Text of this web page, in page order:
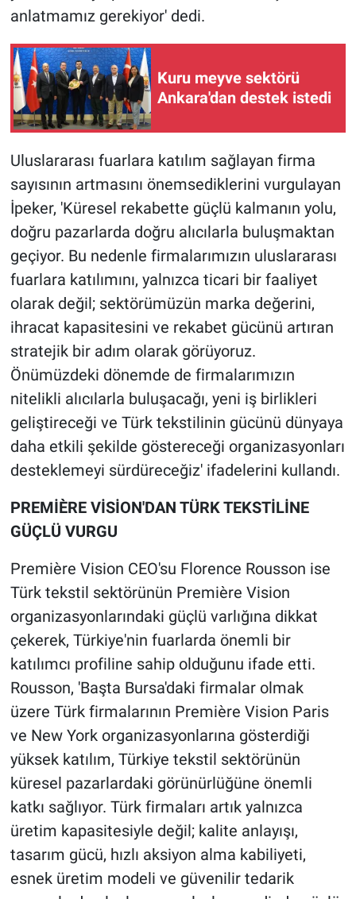
anlatmamız gerekiyor' dedi.
Kuru meyve sektörü
Ankara'dan destek istedi
Uluslararası fuarlara katılım sağlayan firma
sayısının artmasını önemsediklerini vurgulayan
İpeker, 'Küresel rekabette güçlü kalmanın yolu,
doğru pazarlarda doğru alıcılarla buluşmaktan
geçiyor. Bu nedenle firmalarımızın uluslararası
fuarlara katılımını, yalnızca ticari bir faaliyet
olarak değil; sektörümüzün marka değerini,
ihracat kapasitesini ve rekabet gücünü artıran
stratejik bir adım olarak görüyoruz.
Önümüzdeki dönemde de firmalarımızın
nitelikli alıcılarla buluşacağı, yeni iş birlikleri
geliştireceği ve Türk tekstilinin gücünü dünyaya
daha etkili şekilde göstereceği organizasyonları
desteklemeyi sürdüreceğiz' ifadelerini kullandı.
PREMİÈRE VİSİON'DAN TÜRK TEKSTİLİNE
GÜÇLÜ VURGU
Première Vision CEO'su Florence Rousson ise
Türk tekstil sektörünün Première Vision
organizasyonlarındaki güçlü varlığına dikkat
çekerek, Türkiye'nin fuarlarda önemli bir
katılımcı profiline sahip olduğunu ifade etti.
Rousson, 'Başta Bursa'daki firmalar olmak
üzere Türk firmalarının Première Vision Paris
ve New York organizasyonlarına gösterdiği
yüksek katılım, Türkiye tekstil sektörünün
küresel pazarlardaki görünürlüğüne önemli
katkı sağlıyor. Türk firmaları artık yalnızca
üretim kapasitesiyle değil; kalite anlayışı,
tasarım gücü, hızlı aksiyon alma kabiliyeti,
esnek üretim modeli ve güvenilir tedarik